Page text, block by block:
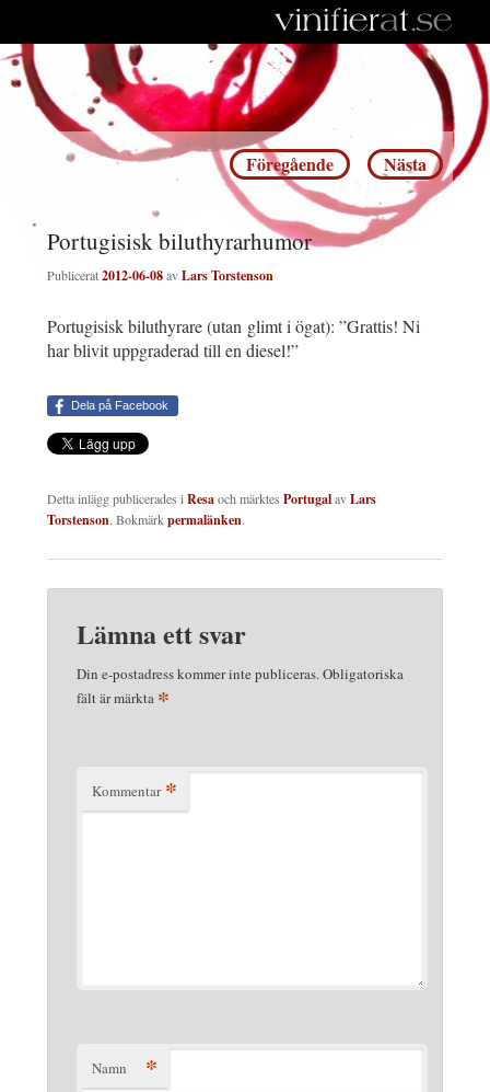
Inläggsnavigering
Föregående Nästa
Portugisisk biluthyrarhumor
Publicerat2012-06-08avLars Torstenson
Portugisisk biluthyrare (utan glimt i ögat): ”Grattis! Ni
har blivit uppgraderad till en diesel!”
Dela på Facebook
Detta inlägg publicerades iResaoch märktes PortugalavLars
Torstenson. Bokmärkpermalänken.
Lämna ett svar
Din e-postadress kommer inte publiceras.Obligatoriska
fält är märkta *
Kommentar *
Namn *